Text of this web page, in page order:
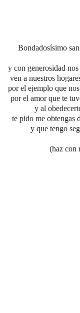
Bondadosísimo
y con generosidad
ven a nuestros
por el ejemplo que
por el amor que te
y al
te pido me obtengas
y que tengo
(haz con